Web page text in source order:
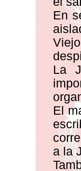
En
La
El
a la